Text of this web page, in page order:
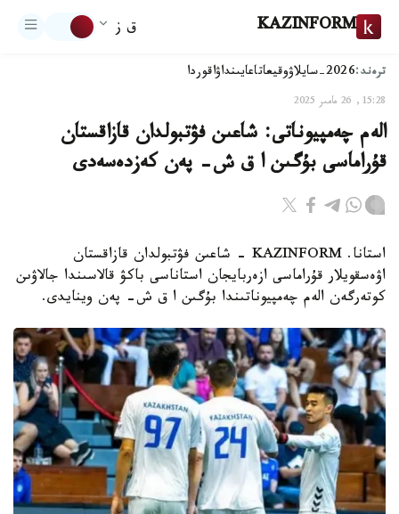
KAZINFORM ق ز
ترەند:2026-سايلاۋ وقيعاتاعايىنداۋاقوردا
15:28, 26 مامىر 2025
الەم چەمپيوناتى: شاعىن فۋتبولدان قازاقستان
قۇراماسى بۇگىن ا ق ش- پەن كەزدەسەدى
استانا. KAZINFORM - شاعىن فۋتبولدان قازاقستان
اۋەسقويلار قۇراماسى ازەربايجان استاناسى باكۋ قالاسىندا جالاۋىن
كوتەرگەن الەم چەمپيوناتىندا بۇگىن ا ق ش- پەن وينايدى.